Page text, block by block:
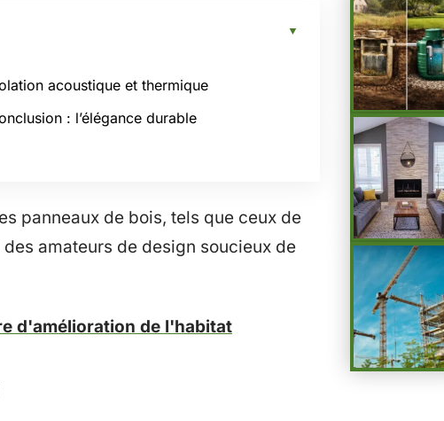
acoustique et thermique
: l’élégance durable
panneaux de bois, tels que ceux de
amateurs de design soucieux de
d'amélioration de l'habitat